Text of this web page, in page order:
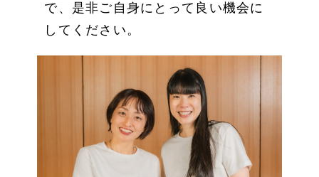
で、是非ご自身にとって良い機会に
してください。